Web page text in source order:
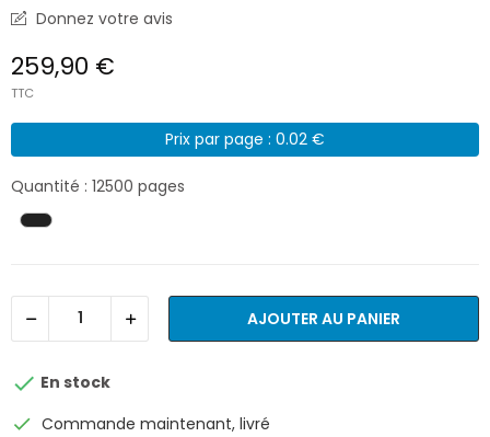
Donnez votre avis
259,90 €
TTC
Prix par page : 0.02 €
Quantité : 12500 pages
AJOUTER AU PANIER
 En stock
check Commande maintenant, livré